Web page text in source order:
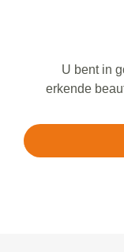
U bent in
erkende